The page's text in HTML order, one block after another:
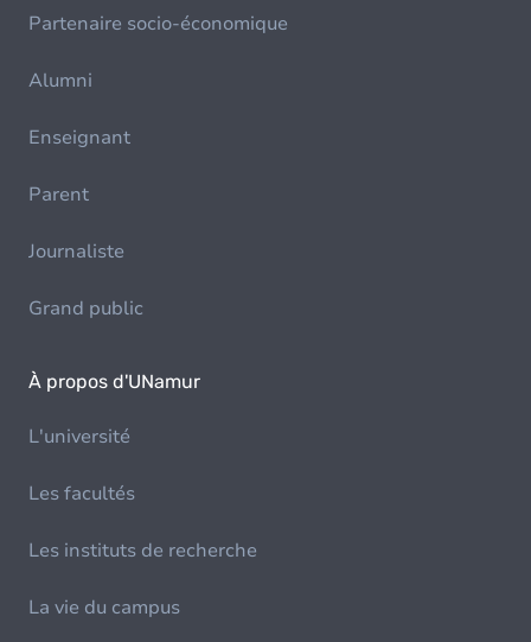
Partenaire socio-économique
Alumni
Enseignant
Parent
Journaliste
Grand public
À propos d'UNamur
L'université
Les facultés
Les instituts de recherche
La vie du campus